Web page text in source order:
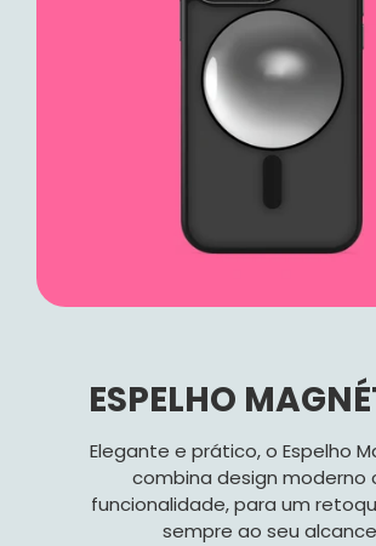
ESPELHO
Elegante e prático, o Espelho
combina design moderno
funcionalidade, para um
sempre ao seu